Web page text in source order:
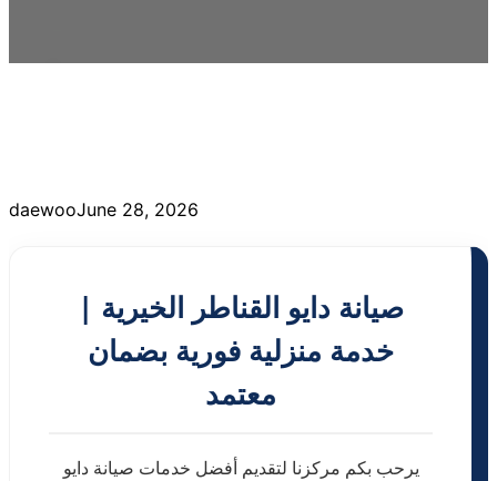
daewooJune 28, 2026
صيانة دايو القناطر الخيرية |
خدمة منزلية فورية بضمان
معتمد
يرحب بكم مركزنا لتقديم أفضل خدمات صيانة دايو